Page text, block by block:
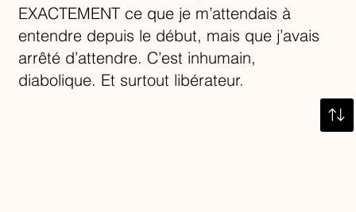
EXACTEMENT ce que je m’attendais à
entendre depuis le début, mais que j’avais
arrêté d’attendre. C’est inhumain,
diabolique. Et surtout libérateur.